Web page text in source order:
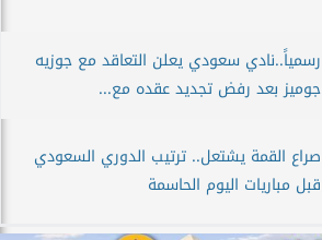
رسمياً..نادي سعودي يعلن التعاقد مع جوزيه
جوميز بعد رفض تجديد عقده مع...
صراع القمة يشتعل.. ترتيب الدوري السعودي
قبل مباريات اليوم الحاسمة